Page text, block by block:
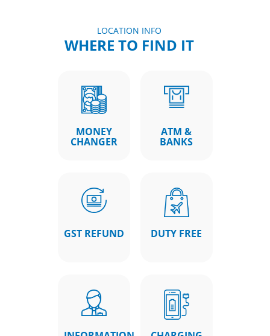
LOCATION INFO
WHERE TO FIND IT
MONEY
CHANGER
ATM &
BANKS
GST REFUND DUTY FREE